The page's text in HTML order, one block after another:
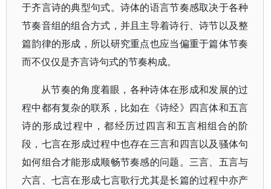
于齐言诗的典型句式。诗体的语言节奏感取决于各种
节奏音组的组合方式，并且主导着诗行、诗节以及整
篇韵律的形成，所以研究重点也应当偏重于篇体节奏
而不仅仅是齐言诗句式的节奏构成。
从节奏的角度着眼，各种诗体在形成和发展的过
程中都有复杂的联系，比如在《诗经》四言体和五言
诗的形成过程中，都经历过四言和五言相组合的阶
段，七言在形成过程中也存在三言和四言以及骚体句
如何组合才能形成顺畅节奏感的问题。三言、五言与
六言、七言在形成七言歌行尤其是长篇的过程中亦产